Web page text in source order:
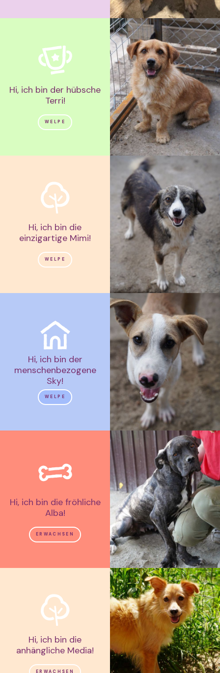
Hi, ich bin der hübsche
Terri!
WELPE
Hi, ich bin die
einzigartige Mimi!
WELPE
Hi, ich bin der
menschenbezogene
Sky!
WELPE
Hi, ich bin die fröhliche
Alba!
ERWACHSEN
Hi, ich bin die
anhängliche Media!
ERWACHSEN